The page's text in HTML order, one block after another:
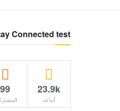
Connected test
23.9k
أتباعه
99